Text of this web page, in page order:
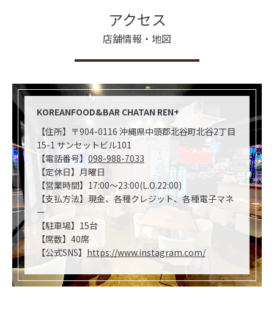
アクセス
店舗情報・地図
KOREANFOOD&BAR CHATAN REN+
【住所】〒904-0116 沖縄県中頭郡北谷町北谷2丁目
15-1 サンセットビル101
【電話番号】098-988-7033
【定休日】月曜日
【営業時間】17:00〜23:00(L.O.22:00)
【支払方法】現金、各種クレジット、各種電子マネ
ー
【駐車場】15台
【席数】40席
【公式SNS】 https://www.instagram.com/